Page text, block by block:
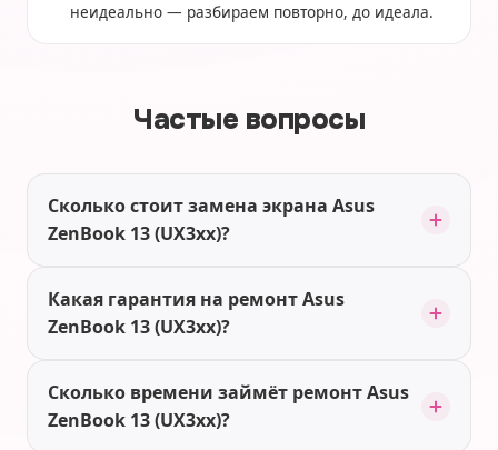
неидеально — разбираем повторно, до идеала.
Частые вопросы
Сколько стоит замена экрана Asus
ZenBook 13 (UX3xx)?
Какая гарантия на ремонт Asus
ZenBook 13 (UX3xx)?
Сколько времени займёт ремонт Asus
ZenBook 13 (UX3xx)?